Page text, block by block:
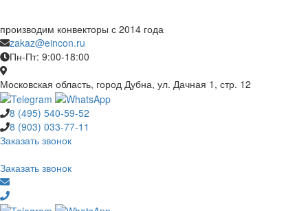
производим конвекторы с 2014 года
zakaz@eincon.ru
Пн-Пт: 9:00-18:00
Московская область, город Дубна, ул. Дачная 1, стр. 12
8 (495) 540-59-52
8 (903) 033-77-11
Заказать звонок
Заказать звонок